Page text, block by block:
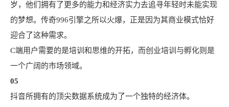
岁，他们拥有了更多的能力和经济实力去追寻年轻时未能实现
的梦想。传奇996引擎之所以火爆，正是因为其商业模式恰好
迎合了这种需求。
C端用户需要的是培训和思维的开拓，而创业培训与孵化则是
一个广阔的市场领域。
05
抖音所拥有的顶尖数据系统成为了一个独特的经济体。